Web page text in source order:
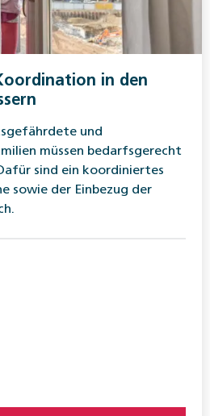
in den
und
müssen bedarfsgerecht
sind ein koordiniertes
sowie der Einbezug der